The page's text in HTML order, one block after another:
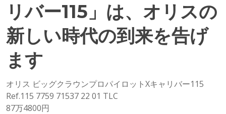
リバー115」は、オリスの
新しい時代の到来を告げ
ます
オリス ビッグクラウンプロパイロットXキャリバー115
Ref.115 7759 71537 22 01 TLC
87万4800円